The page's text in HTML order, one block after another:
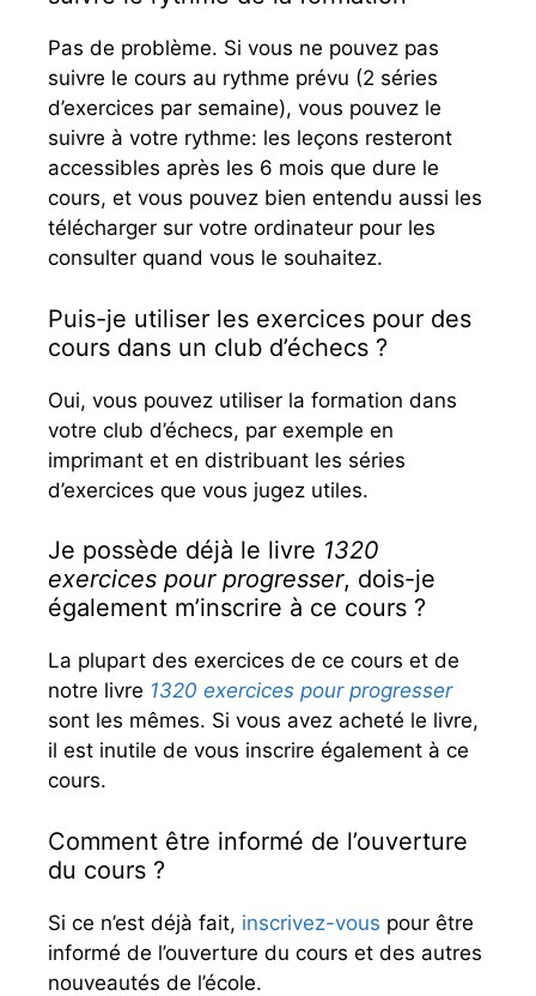
Pas de problème. Si vous ne pouvez pas
suivre le cours au rythme prévu (2 séries
d’exercices par semaine), vous pouvez le
suivre à votre rythme: les leçons resteront
accessibles après les 6 mois que dure le
cours, et vous pouvez bien entendu aussi les
télécharger sur votre ordinateur pour les
consulter quand vous le souhaitez.
Puis-je utiliser les exercices pour des
cours dans un club d’échecs ?
Oui, vous pouvez utiliser la formation dans
votre club d’échecs, par exemple en
imprimant et en distribuant les séries
d’exercices que vous jugez utiles.
Je possède déjà le livre 1320
exercices pour progresser, dois-je
également m’inscrire à ce cours ?
La plupart des exercices de ce cours et de
notre livre 1320 exercices pour progresser
sont les mêmes. Si vous avez acheté le livre,
il est inutile de vous inscrire également à ce
cours.
Comment être informé de l’ouverture
du cours ?
Si ce n’est déjà fait, inscrivez-vous pour être
informé de l’ouverture du cours et des autres
nouveautés de l’école.